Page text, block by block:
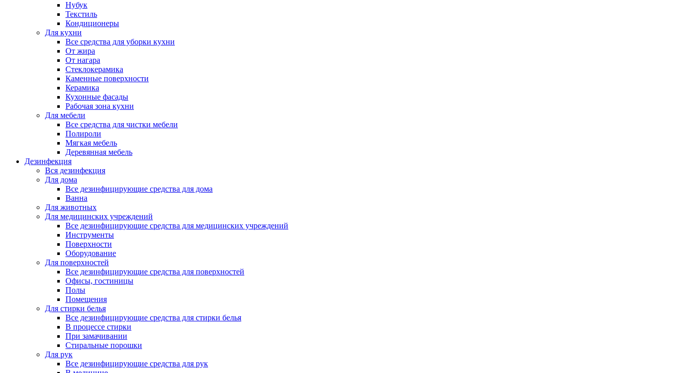
Нубук
Текстиль
Кондиционеры
Для кухни
Все средства для уборки кухни
От жира
От нагара
Стеклокерамика
Каменные поверхности
Керамика
Кухонные фасады
Рабочая зона кухни
Для мебели
Все средства для чистки мебели
Полироли
Мягкая мебель
Деревянная мебель
Дезинфекция
Вся дезинфекция
Для дома
Все дезинфицирующие средства для дома
Ванна
Для животных
Для медицинских учреждений
Все дезинфицирующие средства для медицинских учреждений
Инструменты
Поверхности
Оборудование
Для поверхностей
Все дезинфицирующие средства для поверхностей
Офисы, гостиницы
Полы
Помещения
Для стирки белья
Все дезинфицирующие средства для стирки белья
В процессе стирки
При замачивании
Стиральные порошки
Для рук
Все дезинфицирующие средства для рук